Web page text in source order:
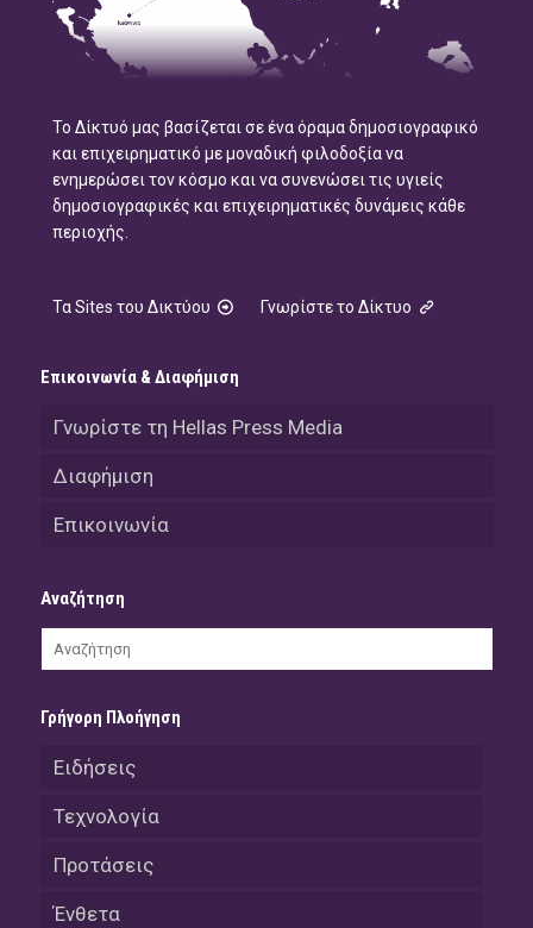
Το Δίκτυό μας βασίζεται σε ένα όραμα δημοσιογραφικό
και επιχειρηματικό με μοναδική φιλοδοξία να
ενημερώσει τον κόσμο και να συνενώσει τις υγιείς
δημοσιογραφικές και επιχειρηματικές δυνάμεις κάθε
περιοχής.
Τα Sites του Δικτύου Γνωρίστε το Δίκτυο
Επικοινωνία & Διαφήμιση
Γνωρίστε τη Hellas Press Media
Διαφήμιση
Επικοινωνία
Αναζήτηση
Γρήγορη Πλοήγηση
Ειδήσεις
Τεχνολογία
Προτάσεις
Ένθετα